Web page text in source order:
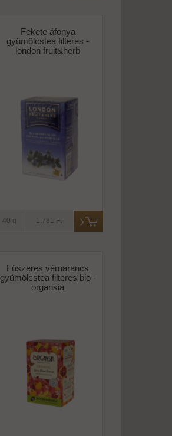
Fekete áfonya
gyümölcstea filteres -
london fruit&herb
40 g 1.781 Ft
Fűszeres vérnarancs
gyümölcstea filteres bio -
organsia